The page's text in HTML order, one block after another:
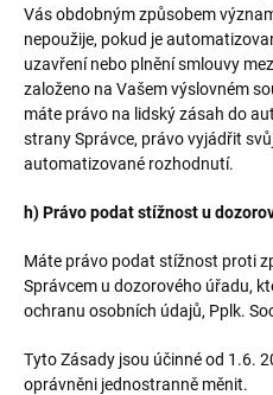
Vás obdobným způsobem
nepoužije, pokud je
uzavření nebo plnění smlouvy
založeno na Vašem výslovném
máte právo na lidský zásah do
strany Správce, právo vyjádřit
automatizované rozhodnutí.
h) Právo podat stížnost u
Máte právo podat stížnost proti
Správcem u dozorového úřadu,
ochranu osobních údajů, Pplk.
Tyto Zásady jsou účinné od 1.6.
oprávněni jednostranně měnit.